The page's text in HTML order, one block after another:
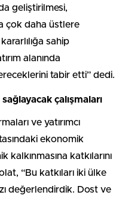
geliştirilmesi,
çok daha üstlere
sahip
alanında
tabir etti” dedi.
çalışmaları
ve yatırımcı
ekonomik
kalkınmasına katkılarını
“Bu katkıları iki ülke
değerlendirdik. Dost ve